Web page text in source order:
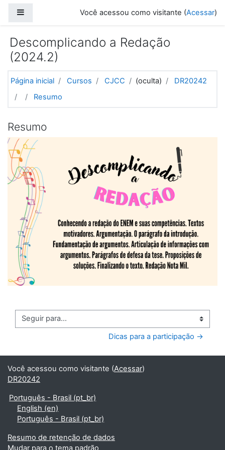
Você acessou como visitante (Acessar)
Descomplicando a Redação
(2024.2)
Página inicial Cursos CJCC (oculta)
DR20242
Resumo
Resumo
Seguir para...
Dicas para a participação →
Você acessou como visitante (Acessar)
DR20242
Português - Brasil ‎(pt_br)‎
English ‎(en)‎
Português - Brasil ‎(pt_br)‎
Resumo de retenção de dados
Mudar para o tema padrão